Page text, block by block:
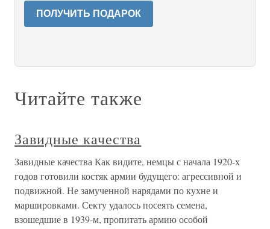
ПОЛУЧИТЬ ПОДАРОК
Читайте также
Завидные качества
Завидные качества Как видите, немцы с начала 1920-х
годов готовили костяк армии будущего: агрессивной и
подвижной. Не замученной нарядами по кухне и
маршировками. Секту удалось посеять семена,
взошедшие в 1939-м, пропитать армию особой